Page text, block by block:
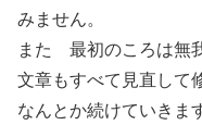
みません。
また 最初のころは無
文章もすべて見直して
なんとか続けていきま